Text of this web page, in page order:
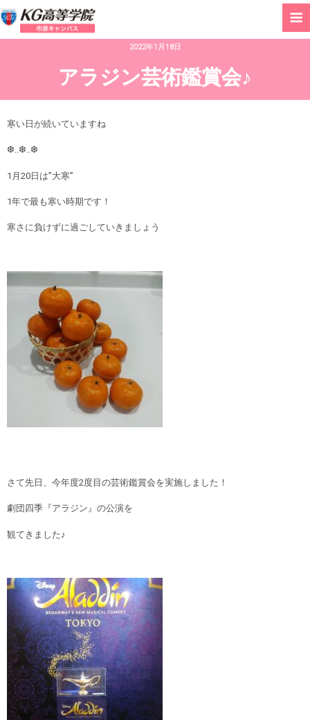
2022年1月18日
アラジン芸術鑑賞会♪
寒い日が続いていますね
❆..❆..❆
1月20日は”大寒”
1年で最も寒い時期です！
寒さに負けずに過ごしていきましょう
さて先日、今年度2度目の芸術鑑賞会を実施しました！
劇団四季『アラジン』の公演を
観てきました♪